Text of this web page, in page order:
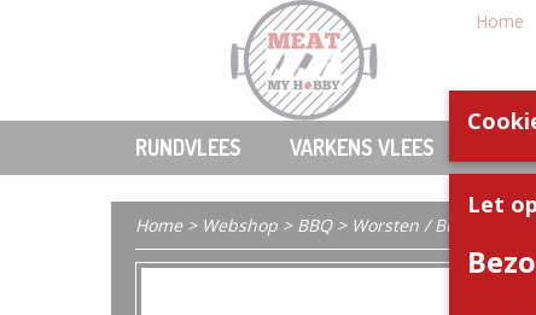
Home
RUNDVLEES VARKENS VLEES
Home> Webshop > BBQ> Worsten / Burgers /
Let